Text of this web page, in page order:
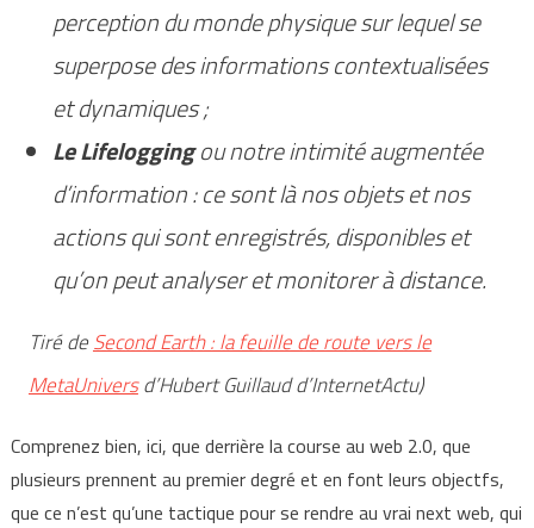
perception du monde physique sur lequel se
superpose des informations contextualisées
et dynamiques ;
Le Lifeloggingou notre intimité augmentée
d’information : ce sont là nos objets et nos
actions qui sont enregistrés, disponibles et
qu’on peut analyser et monitorer à distance.
Tiré deSecond Earth : la feuille de route vers le
MetaUniversd’Hubert Guillaud d’InternetActu)
Comprenez bien, ici, que derrière la course au web 2.0, que
plusieurs prennent au premier degré et en font leurs objectfs,
que ce n’est qu’une tactique pour se rendre au vrai next web, qui